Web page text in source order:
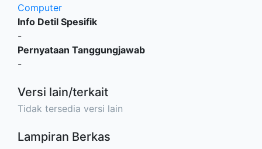
Computer
Info Detil Spesifik
-
Pernyataan Tanggungjawab
-
Versi lain/terkait
Tidak tersedia versi lain
Lampiran Berkas